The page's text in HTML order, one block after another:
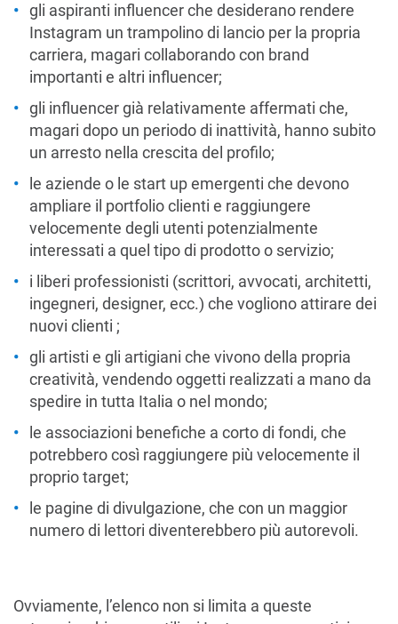
gli aspiranti influencer che desiderano rendere
Instagram un trampolino di lancio per la propria
carriera, magari collaborando con brand
importanti e altri influencer;
gli influencer già relativamente affermati che,
magari dopo un periodo di inattività, hanno subito
un arresto nella crescita del profilo;
le aziende o le start up emergenti che devono
ampliare il portfolio clienti e raggiungere
velocemente degli utenti potenzialmente
interessati a quel tipo di prodotto o servizio;
i liberi professionisti (scrittori, avvocati, architetti,
ingegneri, designer, ecc.) che vogliono attirare dei
nuovi clienti ;
gli artisti e gli artigiani che vivono della propria
creatività, vendendo oggetti realizzati a mano da
spedire in tutta Italia o nel mondo;
le associazioni benefiche a corto di fondi, che
potrebbero così raggiungere più velocemente il
proprio target;
le pagine di divulgazione, che con un maggior
numero di lettori diventerebbero più autorevoli.
Ovviamente, l’elenco non si limita a queste